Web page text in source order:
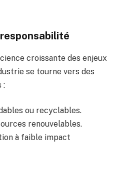
croissante des enjeux
se tourne vers des
:
ou recyclables.
renouvelables.
à faible impact